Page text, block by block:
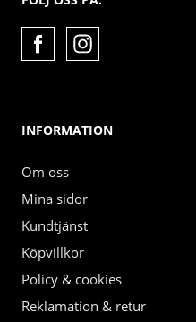
INFORMATION
Om oss
Mina sidor
Kundtjänst
Köpvillkor
Policy & cookies
Reklamation & retur